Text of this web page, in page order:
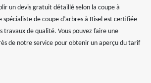
un devis gratuit détaillé selon la coupe à
de coupe d’arbres à Bisel est certifiée
travaux de qualité. Vous pouvez faire une
de notre service pour obtenir un aperçu du tarif